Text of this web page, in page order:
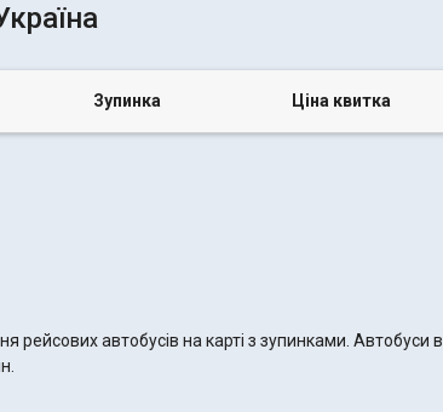
Зупинка Ціна квитка
автобусів на карті з зупинками. Автобуси